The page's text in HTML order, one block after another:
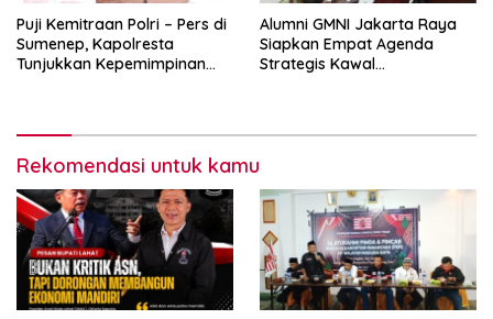
Puji Kemitraan Polri – Pers di
Sumenep, Kapolresta
Tunjukkan Kepemimpinan
Alumni GMNI Jakarta Raya
Siapkan Empat Agenda
Strategis Kawal
Rekomendasi untuk kamu